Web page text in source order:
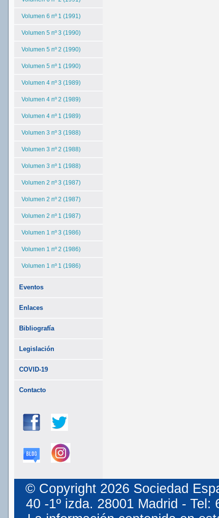
Volumen 6 nº 1 (1991)
Volumen 5 nº 3 (1990)
Volumen 5 nº 2 (1990)
Volumen 5 nº 1 (1990)
Volumen 4 nº 3 (1989)
Volumen 4 nº 2 (1989)
Volumen 4 nº 1 (1989)
Volumen 3 nº 3 (1988)
Volumen 3 nº 2 (1988)
Volumen 3 nº 1 (1988)
Volumen 2 nº 3 (1987)
Volumen 2 nº 2 (1987)
Volumen 2 nº 1 (1987)
Volumen 1 nº 3 (1986)
Volumen 1 nº 2 (1986)
Volumen 1 nº 1 (1986)
Eventos
Enlaces
Bibliografía
Legislación
COVID-19
Contacto
© Copyright 2026 Sociedad
40 -1º izda. 28001 Madrid -